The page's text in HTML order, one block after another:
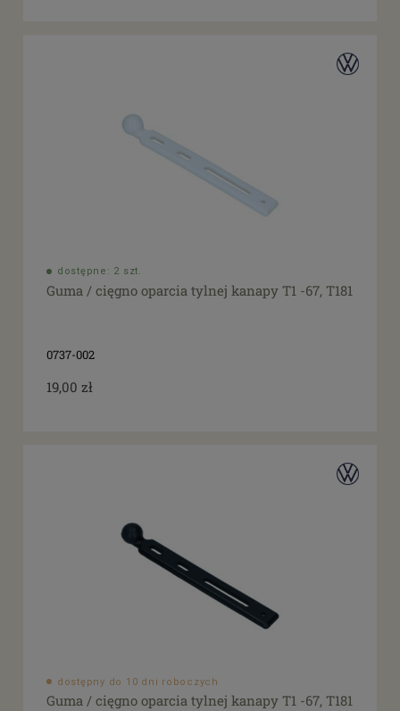
dostępne: 2 szt.
Guma / cięgno oparcia tylnej kanapy T1 -67, T181
0737-002
19,00 zł
dostępny do 10 dni roboczych
Guma / cięgno oparcia tylnej kanapy T1 -67, T181